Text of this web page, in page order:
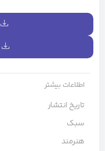
اطلاعات بیشتر
تاریخ انتشار
سبک
هنرمند